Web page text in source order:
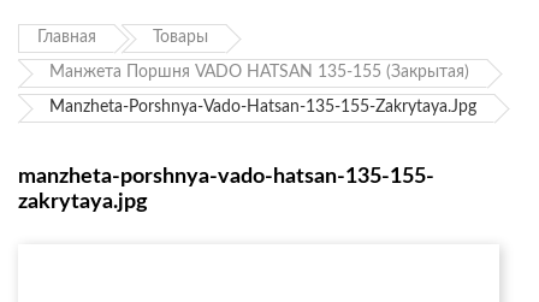
Главная Товары
Манжета Поршня VADO HATSAN 135-155 (закрытая)
Manzheta-Porshnya-Vado-Hatsan-135-155-Zakrytaya.jpg
manzheta-porshnya-vado-hatsan-135-155-
zakrytaya.jpg